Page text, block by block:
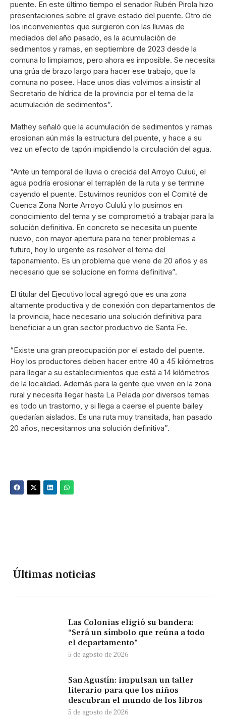
puente. En este último tiempo el senador Rubén Pirola hizo
presentaciones sobre el grave estado del puente. Otro de
los inconvenientes que surgieron con las lluvias de
mediados del año pasado, es la acumulación de
sedimentos y ramas, en septiembre de 2023 desde la
comuna lo limpiamos, pero ahora es imposible. Se necesita
una grúa de brazo largo para hacer ese trabajo, que la
comuna no posee. Hace unos días volvimos a insistir al
Secretario de hídrica de la provincia por el tema de la
acumulación de sedimentos”.
Mathey señaló que la acumulación de sedimentos y ramas
erosionan aún más la estructura del puente, y hace a su
vez un efecto de tapón impidiendo la circulación del agua.
“Ante un temporal de lluvia o crecida del Arroyo Culuú, el
agua podría erosionar el terraplén de la ruta y se termine
cayendo el puente. Estuvimos reunidos con el Comité de
Cuenca Zona Norte Arroyo Cululú y lo pusimos en
conocimiento del tema y se comprometió a trabajar para la
solución definitiva. En concreto se necesita un puente
nuevo, con mayor apertura para no tener problemas a
futuro, hoy lo urgente es resolver el tema del
taponamiento. Es un problema que viene de 20 años y es
necesario que se solucione en forma definitiva”.
El titular del Ejecutivo local agregó que es una zona
altamente productiva y de conexión con departamentos de
la provincia, hace necesario una solución definitiva para
beneficiar a un gran sector productivo de Santa Fe.
“Existe una gran preocupación por el estado del puente.
Hoy los productores deben hacer entre 40 a 45 kilómetros
para llegar a su establecimientos que está a 14 kilómetros
de la localidad. Además para la gente que viven en la zona
rural y necesita llegar hasta La Pelada por diversos temas
es todo un trastorno, y si llega a caerse el puente bailey
quedarían aislados. Es una ruta muy transitada, han pasado
20 años, necesitamos una solución definitiva”.
Últimas noticias
Las Colonias eligió su bandera:
“Será un símbolo que reúna a todo
el departamento”
5 de agosto de 2026
San Agustín: impulsan un taller
literario para que los niños
descubran el mundo de los libros
5 de agosto de 2026